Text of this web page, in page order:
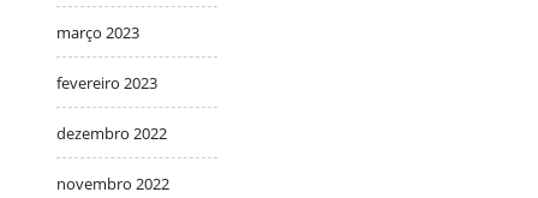
março 2023
fevereiro 2023
dezembro 2022
novembro 2022